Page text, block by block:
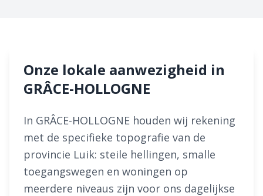
Onze lokale aanwezigheid in
GRÂCE-HOLLOGNE
In GRÂCE-HOLLOGNE houden wij rekening
met de specifieke topografie van de
provincie Luik: steile hellingen, smalle
toegangswegen en woningen op
meerdere niveaus zijn voor ons dagelijkse